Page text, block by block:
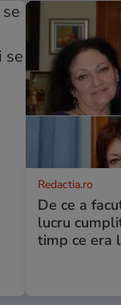
Redactia.ro
De ce a
lucru
timp ce era